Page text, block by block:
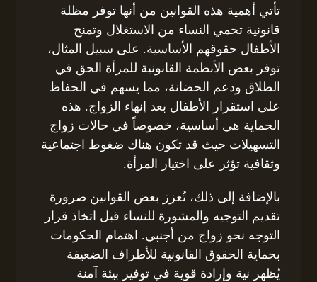
تأتي أهمية هذه القوانين من أنها توفر مظلة
قانونية تحمي النساء من الاستغلال وتمنح
الأطفال حقوقهم الأساسية. على سبيل المثال،
توفر بعض الأنظمة القانونية للمرأة الحق في
الطلاق ودعم الحضانة، مما يسهم في الحفاظ
على استقرار الأطفال بعد إنهاء الزواج. هذه
الحماية هي أساسية، خصوصاً في حالات زواج
التسهيلات حيث قد تكون هناك ضغوط اجتماعية
وثقافية تؤثر على اختيار المرأة.
بالإضافة إلى ذلك، تُعزز بعض القوانين ضرورة
تقديم التوجيه والمشورة للنساء قبل اتخاذ قرار
التوجه نحو زواج من أجنبي. اهتمام الحكومات
بحماية الحقوق القانونية للأطراف الضعيفة
يُظهر نية وإرادة قوية في توفير بيئة آمنة